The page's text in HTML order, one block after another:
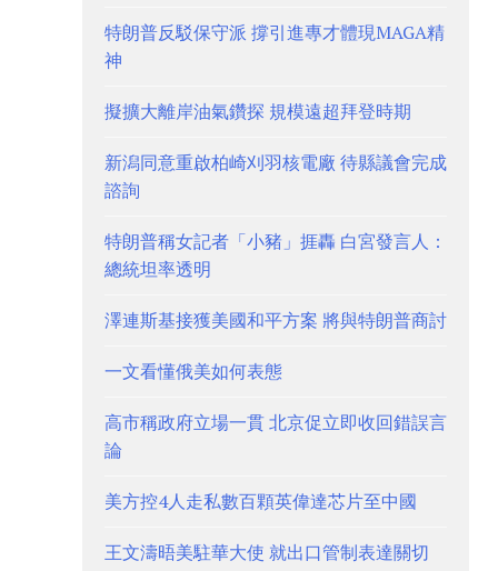
特朗普反駁保守派 撐引進專才體現MAGA精
神
擬擴大離岸油氣鑽探 規模遠超拜登時期
新潟同意重啟柏崎刈羽核電廠 待縣議會完成
諮詢
特朗普稱女記者「小豬」捱轟 白宮發言人：
總統坦率透明
澤連斯基接獲美國和平方案 將與特朗普商討
一文看懂俄美如何表態
高市稱政府立場一貫 北京促立即收回錯誤言
論
美方控4人走私數百顆英偉達芯片至中國
王文濤晤美駐華大使 就出口管制表達關切